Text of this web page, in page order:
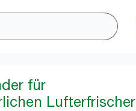
für
Lufterfrischer